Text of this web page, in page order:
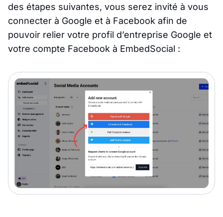
des étapes suivantes, vous serez invité à vous
connecter à Google et à Facebook afin de
pouvoir relier votre profil d’entreprise Google et
votre compte Facebook à EmbedSocial :